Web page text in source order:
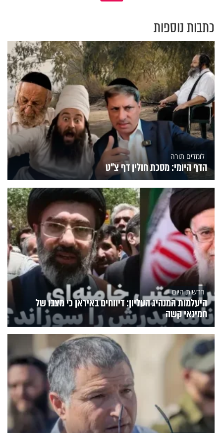
כתבות נוספות
לומדים תורה
הדף היומי: מסכת חולין דף צ"ט
חדשות היום
היעלמות המנהיג העליון: דיווחים באיראן כי מצבו של
חמינאי קשה